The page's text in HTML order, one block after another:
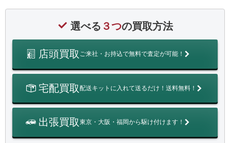
選べる ３つの買取方法
店頭買取 ご来社・お持込で無料で査定が可能！
宅配買取配送キットに入れて送るだけ！送料無料！
出張買取東京・大阪・福岡から駆け付けます！